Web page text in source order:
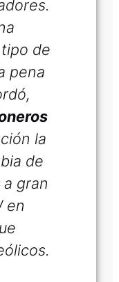
de
pena
la
de
gran
en